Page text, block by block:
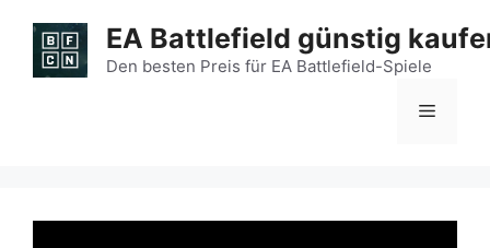
Inhalt
springen
EA Battlefield günstig
Den besten Preis für EA Battlefield-Spiele
Menü